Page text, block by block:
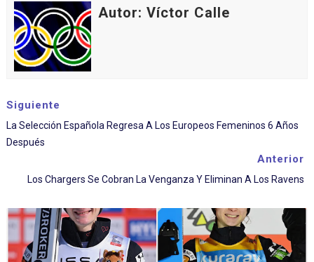
Autor: Víctor Calle
Siguiente
La Selección Española Regresa A Los Europeos Femeninos 6 Años
Después
Anterior
Los Chargers Se Cobran La Venganza Y Eliminan A Los Ravens